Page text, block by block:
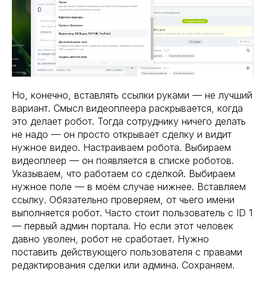
Но, конечно, вставлять ссылки руками — не лучший
вариант. Смысл видеоплеера раскрывается, когда
это делает робот. Тогда сотруднику ничего делать
не надо — он просто открывает сделку и видит
нужное видео. Настраиваем робота. Выбираем
видеоплеер — он появляется в списке роботов.
Указываем, что работаем со сделкой. Выбираем
нужное поле — в моём случае нижнее. Вставляем
ссылку. Обязательно проверяем, от чьего имени
выполняется робот. Часто стоит пользователь с ID 1
— первый админ портала. Но если этот человек
давно уволен, робот не сработает. Нужно
поставить действующего пользователя с правами
редактирования сделки или админа. Сохраняем.